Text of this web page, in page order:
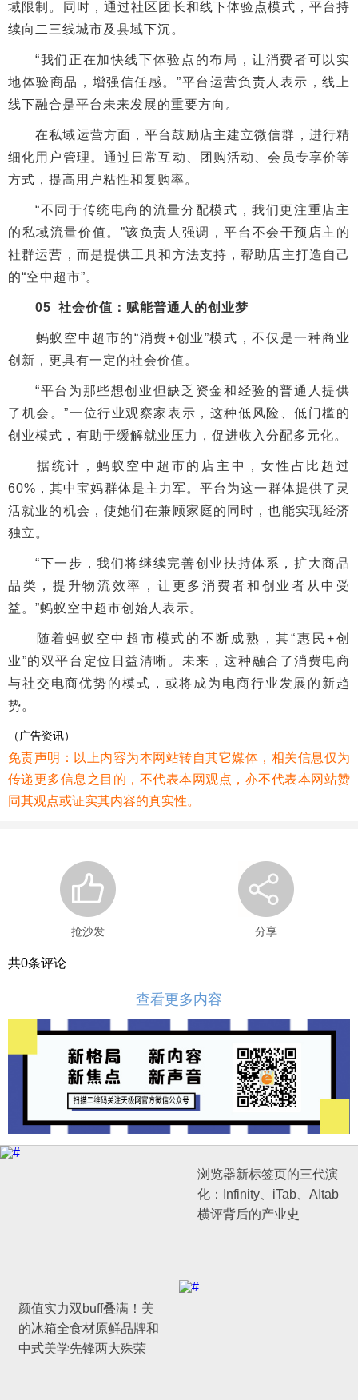
域限制。同时，通过社区团长和线下体验点模式，平台持
续向二三线城市及县域下沉。
“我们正在加快线下体验点的布局，让消费者可以实
地体验商品，增强信任感。”平台运营负责人表示，线上
线下融合是平台未来发展的重要方向。
在私域运营方面，平台鼓励店主建立微信群，进行精
细化用户管理。通过日常互动、团购活动、会员专享价等
方式，提高用户粘性和复购率。
“不同于传统电商的流量分配模式，我们更注重店主
的私域流量价值。”该负责人强调，平台不会干预店主的
社群运营，而是提供工具和方法支持，帮助店主打造自己
的“空中超市”。
05 社会价值：赋能普通人的创业梦
蚂蚁空中超市的“消费+创业”模式，不仅是一种商业
创新，更具有一定的社会价值。
“平台为那些想创业但缺乏资金和经验的普通人提供
了机会。”一位行业观察家表示，这种低风险、低门槛的
创业模式，有助于缓解就业压力，促进收入分配多元化。
据统计，蚂蚁空中超市的店主中，女性占比超过
60%，其中宝妈群体是主力军。平台为这一群体提供了灵
活就业的机会，使她们在兼顾家庭的同时，也能实现经济
独立。
“下一步，我们将继续完善创业扶持体系，扩大商品
品类，提升物流效率，让更多消费者和创业者从中受
益。”蚂蚁空中超市创始人表示。
随着蚂蚁空中超市模式的不断成熟，其“惠民+创
业”的双平台定位日益清晰。未来，这种融合了消费电商
与社交电商优势的模式，或将成为电商行业发展的新趋
势。
（广告资讯）
免责声明：以上内容为本网站转自其它媒体，相关信息仅为
传递更多信息之目的，不代表本网观点，亦不代表本网站赞
同其观点或证实其内容的真实性。
抢沙发 分享
共0条评论
查看更多内容
浏览器新标签页的三代演
化：Infinity、iTab、AItab
横评背后的产业史
颜值实力双buff叠满！美
的冰箱全食材原鲜品牌和
中式美学先锋两大殊荣